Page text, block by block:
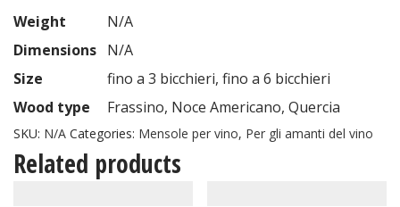
Weight
N/A
Dimensions N/A
Size
fino a 3 bicchieri, fino a 6 bicchieri
Wood type
Frassino, Noce Americano, Quercia
SKU: N/A Categories: Mensole per vino, Per gli amanti del vino
Related products